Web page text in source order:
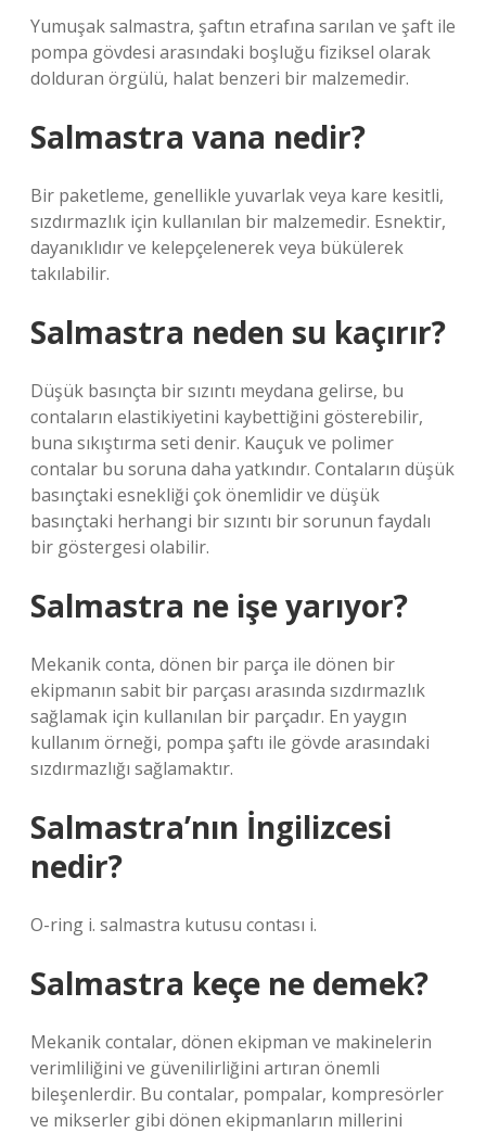
Yumuşak salmastra, şaftın etrafına sarılan ve şaft ile
pompa gövdesi arasındaki boşluğu fiziksel olarak
dolduran örgülü, halat benzeri bir malzemedir.
Salmastra vana nedir?
Bir paketleme, genellikle yuvarlak veya kare kesitli,
sızdırmazlık için kullanılan bir malzemedir. Esnektir,
dayanıklıdır ve kelepçelenerek veya bükülerek
takılabilir.
Salmastra neden su kaçırır?
Düşük basınçta bir sızıntı meydana gelirse, bu
contaların elastikiyetini kaybettiğini gösterebilir,
buna sıkıştırma seti denir. Kauçuk ve polimer
contalar bu soruna daha yatkındır. Contaların düşük
basınçtaki esnekliği çok önemlidir ve düşük
basınçtaki herhangi bir sızıntı bir sorunun faydalı
bir göstergesi olabilir.
Salmastra ne işe yarıyor?
Mekanik conta, dönen bir parça ile dönen bir
ekipmanın sabit bir parçası arasında sızdırmazlık
sağlamak için kullanılan bir parçadır. En yaygın
kullanım örneği, pompa şaftı ile gövde arasındaki
sızdırmazlığı sağlamaktır.
Salmastra’nın İngilizcesi
nedir?
O-ring i. salmastra kutusu contası i.
Salmastra keçe ne demek?
Mekanik contalar, dönen ekipman ve makinelerin
verimliliğini ve güvenilirliğini artıran önemli
bileşenlerdir. Bu contalar, pompalar, kompresörler
ve mikserler gibi dönen ekipmanların millerini